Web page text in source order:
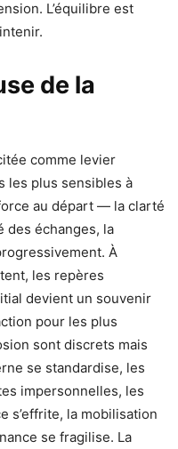
L’équilibre est
de la
comme levier
les plus sensibles à
au départ — la clarté
des échanges, la
À
les repères
devient un souvenir
pour les plus
sont discrets mais
se standardise, les
impersonnelles, les
s’effrite, la mobilisation
se fragilise. La